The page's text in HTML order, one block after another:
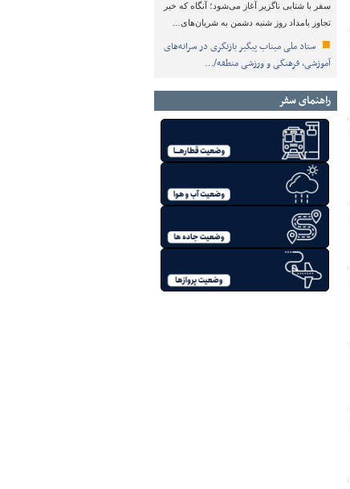
سفر با شتابی ناگزیر آغاز می‌شود؛ آنگاه که خبر
تجاوز بامداد روز شنبه دشمن به شریان‌های…
ستاد ملی میناب پیگیر بازنگری در سرانه‌های
آموزشی، فرهنگی و ورزشی منطقه/…
راهنمای سفر